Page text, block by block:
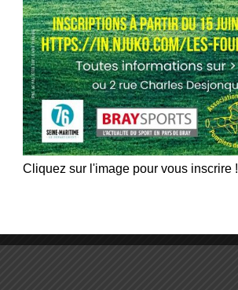
Cliquez sur l'image pour vous inscrire !